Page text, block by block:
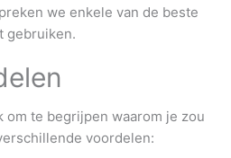
we enkele van de beste
gebruiken.
te begrijpen waarom je zou
voordelen: